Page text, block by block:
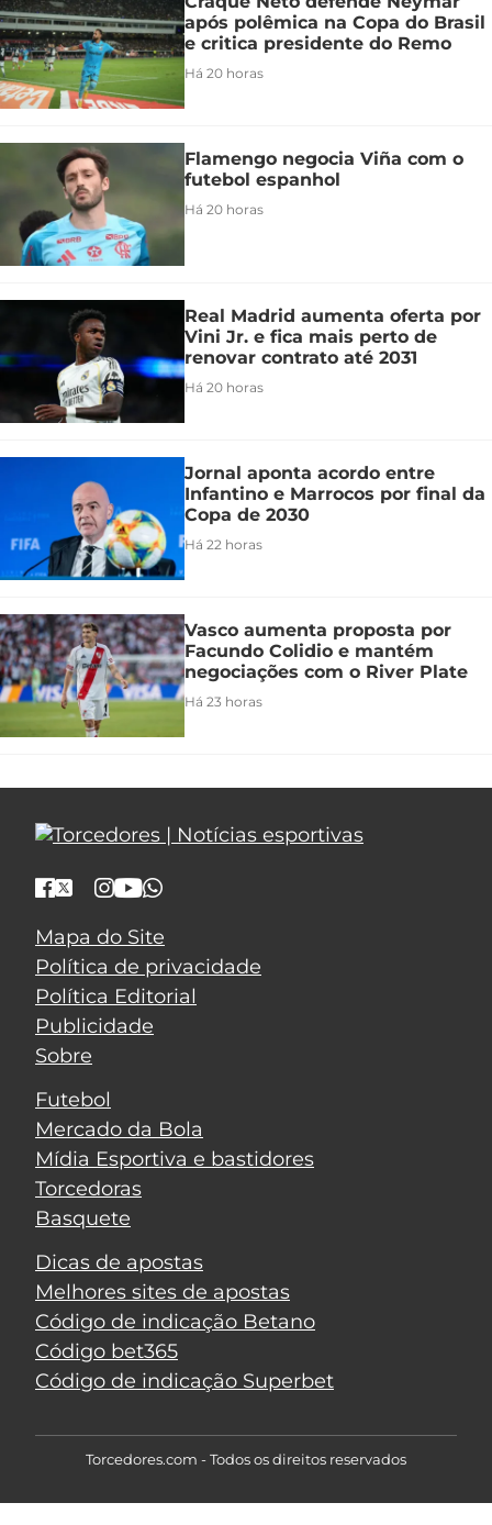
após polêmica na Copa do Brasil
e critica presidente do Remo
Há 20 horas
Flamengo negocia Viña com o
futebol espanhol
Há 20 horas
Real Madrid aumenta oferta por
Vini Jr. e fica mais perto de
renovar contrato até 2031
Há 20 horas
Jornal aponta acordo entre
Infantino e Marrocos por final da
Copa de 2030
Há 22 horas
Vasco aumenta proposta por
Facundo Colidio e mantém
negociações com o River Plate
Há 23 horas
Mapa do Site
Política de privacidade
Política Editorial
Publicidade
Sobre
Futebol
Mercado da Bola
Mídia Esportiva e bastidores
Torcedoras
Basquete
Dicas de apostas
Melhores sites de apostas
Código de indicação Betano
Código bet365
Código de indicação Superbet
Torcedores.com - Todos os direitos reservados